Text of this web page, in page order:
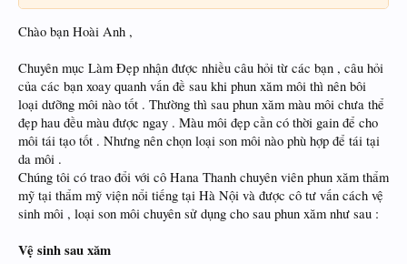
Chào bạn Hoài Anh ,
Chuyên mục Làm Đẹp nhận được nhiều câu hỏi từ các bạn , câu hỏi
của các bạn xoay quanh vấn đề sau khi phun xăm môi thì nên bôi
loại dưỡng môi nào tốt . Thường thì sau phun xăm màu môi chưa thể
đẹp hau đều màu được ngay . Màu môi đẹp cần có thời gain để cho
môi tái tạo tốt . Nhưng nên chọn loại son môi nào phù hợp để tái tại
da môi .
Chúng tôi có trao đổi với cô Hana Thanh chuyên viên phun xăm thẩm
mỹ tại thẩm mỹ viện nổi tiếng tại Hà Nội và được cô tư vấn cách vệ
sinh môi , loại son môi chuyên sử dụng cho sau phun xăm như sau :
Vệ sinh sau xăm